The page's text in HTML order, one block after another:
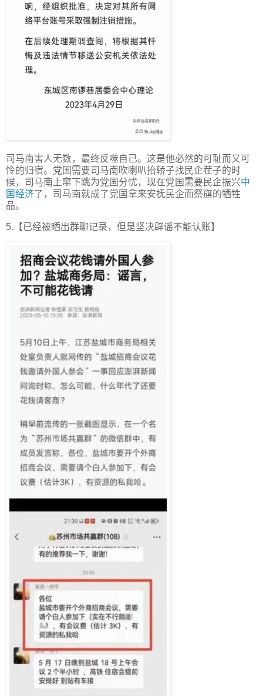
司马南害人无数，最终反噬自己。这是他必然的可耻而又可
怜的归宿。党国需要司马南吹喇叭抬轿子找民企茬子的时
候，司马南上窜下跳为党国分忧，现在党国需要民企振兴中
国经济了，司马南就成了党国拿来安抚民企而祭旗的牺牲
品。
5.【已经被晒出群聊记录，但是坚决辟谣不能认账】